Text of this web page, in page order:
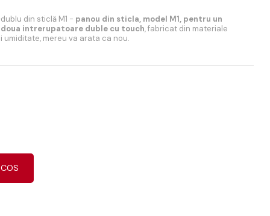
din sticlă M1 - panou din sticla, model M1, pentru un
intrerupatoare duble cu touch, fabricat din materiale
mereu va arata ca nou.